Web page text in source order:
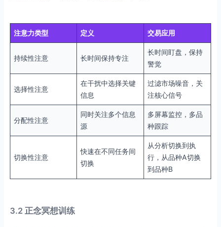
注意力类型 定义 交易应用
持续性注意 长时间保持专注
长时间盯盘，保持
警觉
选择性注意
在干扰中选择关键
信息
过滤市场噪音，关
注核心信号
分配性注意
同时关注多个信息
源
多屏幕监控，多品
种跟踪
切换性注意
快速在不同任务间
切换
从分析切换到执
行，从品种A切换
到品种B
3.2 正念冥想训练